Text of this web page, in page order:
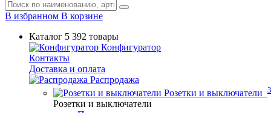
В избранном В корзине
Каталог 5 392 товары
Конфигуратор
Контакты
Доставка и оплата
Распродажа
Розетки и выключатели
Розетки и выключатели